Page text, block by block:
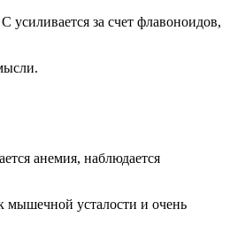
усиливается за счет флавоноидов,
анемия, наблюдается
мышечной усталости и очень